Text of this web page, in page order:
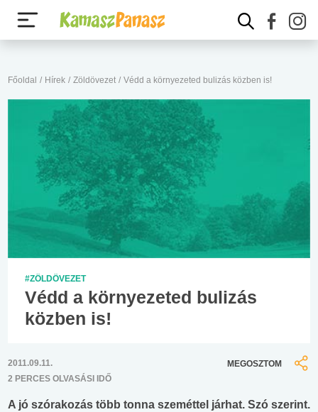
Főoldal / Hírek / Zöldövezet / Védd a környezeted bulizás közben is!
#ZÖLDÖVEZET
Védd a környezeted bulizás
közben is!
2011.09.11.
2 PERCES OLVASÁSI IDŐ
MEGOSZTOM
A jó szórakozás több tonna szeméttel járhat. Szó szerint.